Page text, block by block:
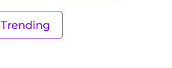
Trending